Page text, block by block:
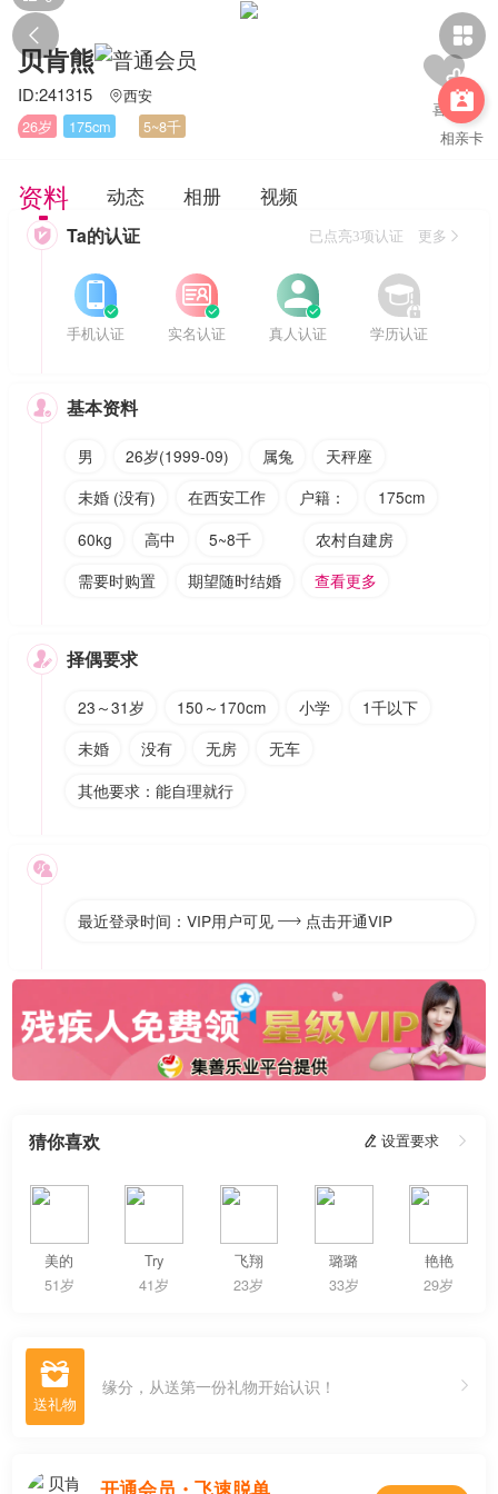
 

相亲卡
贝肯熊
ID:241315 西安
26岁
175cm 5~8千
资料 动态 相册 视频
 Ta的认证 已点亮3项认证 更多


手机认证


实名认证


真人认证


学历认证
 基本资料
男 26岁(1999-09) 属兔
天秤座
未婚 (没有)
在西安工作 户籍：
175cm
60kg
高中 5~8千
农村自建房
需要时购置
期望随时结婚 查看更多
 择偶要求
23～31岁 150～170cm 小学
1千以下
未婚
没有 无房
无车
其他要求：能自理就行

最近登录时间：VIP用户可见  点击开通VIP
猜你喜欢  设置要求 
美的
51岁
Try
41岁
飞翔
23岁
璐璐
33岁
艳艳
29岁
 缘分，从送第一份礼物开始认识！